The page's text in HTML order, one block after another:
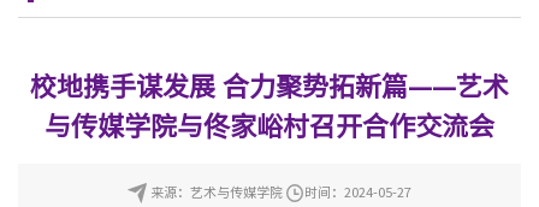
校地携手谋发展 合力聚势拓新篇——艺术
与传媒学院与佟家峪村召开合作交流会
来源：艺术与传媒学院 时间：2024-05-27